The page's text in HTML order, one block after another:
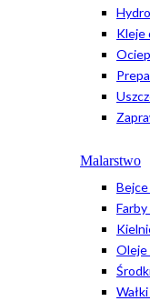
Kleje
Malarstwo
Oleje